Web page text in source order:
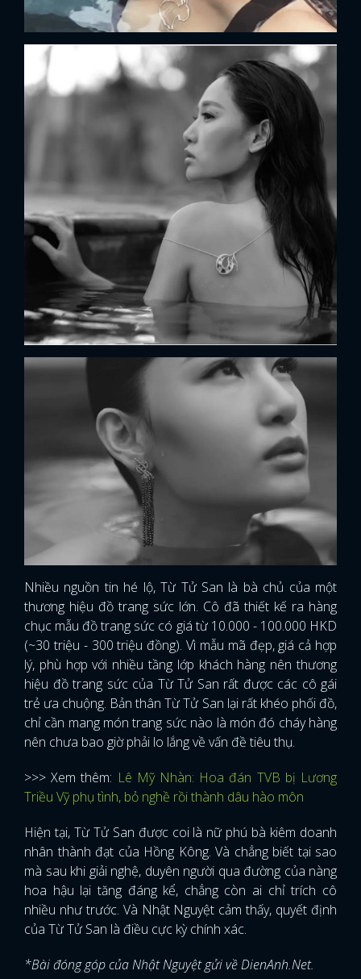
FACEBOOK GOOGLE
Nhiều nguồn tin hé lộ, Từ Tử San là bà chủ của một
thương hiệu đồ trang sức lớn. Cô đã thiết kế ra hàng
chục mẫu đồ trang sức có giá từ 10.000 - 100.000 HKD
(~30 triệu - 300 triệu đồng). Vì mẫu mã đẹp, giá cả hợp
lý, phù hợp với nhiều tầng lớp khách hàng nên thương
hiệu đồ trang sức của Từ Tử San rất được các cô gái
trẻ ưa chuộng. Bản thân Từ Tử San lại rất khéo phối đồ,
chỉ cần mang món trang sức nào là món đó cháy hàng
nên chưa bao giờ phải lo lắng về vấn đề tiêu thụ.
>>> Xem thêm: Lê Mỹ Nhàn: Hoa đán TVB bị Lương
Triều Vỹ phụ tình, bỏ nghề rồi thành dâu hào môn
Hiện tại, Từ Tử San được coi là nữ phú bà kiêm doanh
nhân thành đạt của Hồng Kông. Và chẳng biết tại sao
mà sau khi giải nghệ, duyên người qua đường của nàng
hoa hậu lại tăng đáng kể, chẳng còn ai chỉ trích cô
nhiều như trước. Và Nhật Nguyệt cảm thấy, quyết định
của Từ Tử San là điều cực kỳ chính xác.
*Bài đóng góp của Nhật Nguyệt gửi về DienAnh.Net.